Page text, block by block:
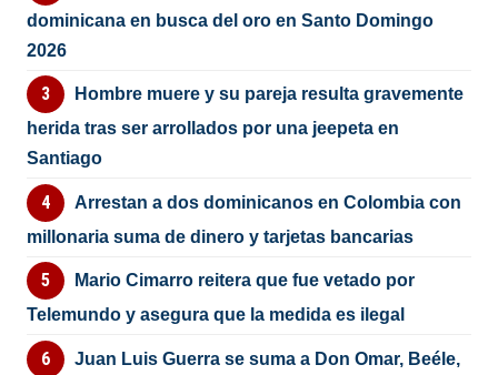
dominicana en busca del oro en Santo Domingo
2026
Hombre muere y su pareja resulta gravemente
herida tras ser arrollados por una jeepeta en
Santiago
Arrestan a dos dominicanos en Colombia con
millonaria suma de dinero y tarjetas bancarias
Mario Cimarro reitera que fue vetado por
Telemundo y asegura que la medida es ilegal
Juan Luis Guerra se suma a Don Omar, Beéle,